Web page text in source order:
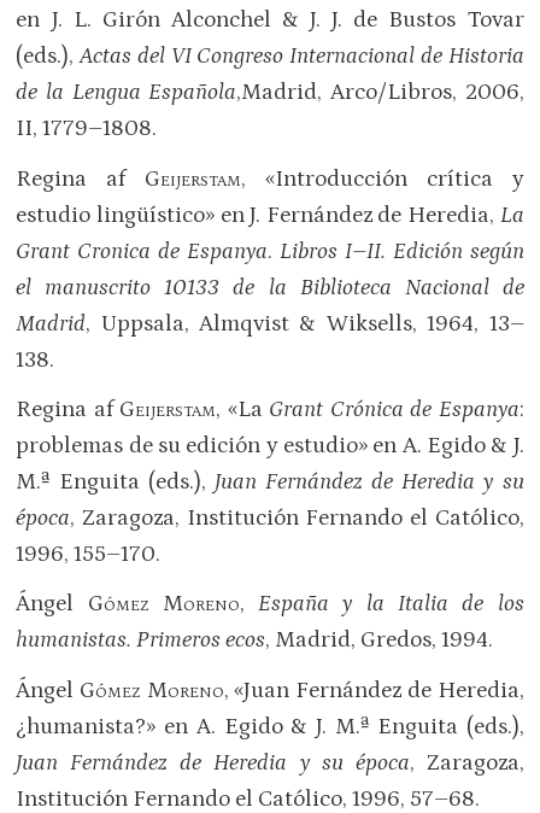
en J. L. Girón Alconchel & J. J. de Bustos Tovar
(eds.),Actas del VI Congreso Internacional de Historia
de la Lengua Española,Madrid, Arco/Libros, 2006,
II, 1779–1808.
Regina af Geijerstam, «Introducción crítica y
estudio lingüístico» en J. Fernández de Heredia, La
Grant Cronica de Espanya. Libros I–II. Edición según
el manuscrito 10133 de la Biblioteca Nacional de
Madrid, Uppsala, Almqvist & Wiksells, 1964, 13–
138.
Regina af Geijerstam, «La Grant Crónica de Espanya:
problemas de su edición y estudio» en A. Egido & J.
M.ª Enguita (eds.), Juan Fernández de Heredia y su
época, Zaragoza, Institución Fernando el Católico,
1996, 155–170.
Ángel Gómez Moreno,España y la Italia de los
humanistas. Primeros ecos, Madrid, Gredos, 1994.
Ángel Gómez Moreno, «Juan Fernández de Heredia,
¿humanista?» en A. Egido & J. M.ª Enguita (eds.),
Juan Fernández de Heredia y su época, Zaragoza,
Institución Fernando el Católico, 1996, 57–68.